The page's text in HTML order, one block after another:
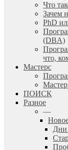
Что
Зачем
PhD
(DBА)
что,
Мастерс
ПОИСК
Разное
—
Дни